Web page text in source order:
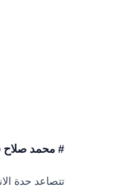
# محمد صلاح
تتصاعد حدة